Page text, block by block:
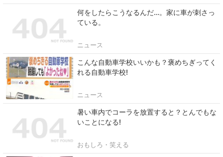
何をしたらこうなるんだ…。家に車が刺さっ
ている。
ニュース
こんな自動車学校いいかも？褒めちぎってく
れる自動車学校!
ニュース
暑い車内でコーラを放置すると？とんでもな
いことになる!
おもしろ・笑える